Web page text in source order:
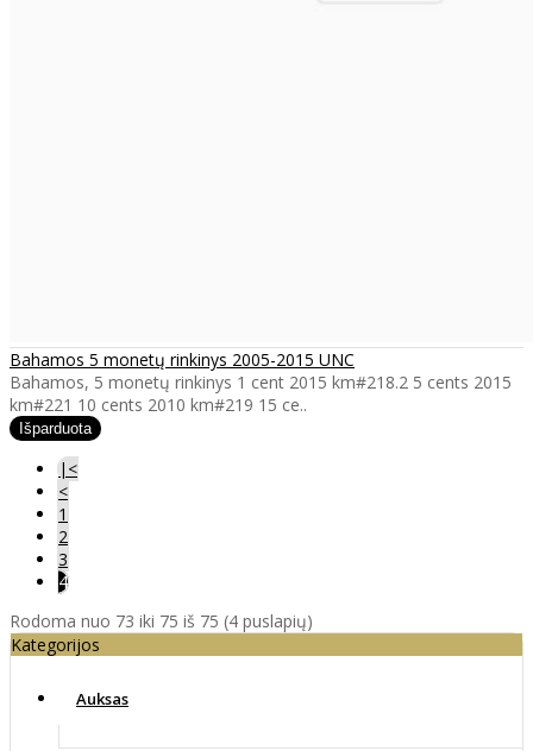
Bahamos 5 monetų rinkinys 2005-2015 UNC
Bahamos, 5 monetų rinkinys 1 cent 2015 km#218.2 5 cents 2015
km#221 10 cents 2010 km#219 15 ce..
|<
<
1
2
3
4
Rodoma nuo 73 iki 75 iš 75 (4 puslapių)
Kategorijos
Auksas